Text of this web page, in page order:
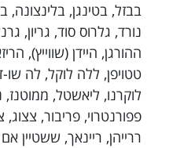
בבזל, בטינגן, בלינצונה,
נורד, גלרוס סוד, גריון,
ההורגן, היידן (שווייץ),
טטויפן, ללה לוקל, לה שו-
לוקרנו, ליאשטל, ממוטנז,
פפורנטרוי, פריבור, צצוג,
ררייהן, ריינאך, ששטיין